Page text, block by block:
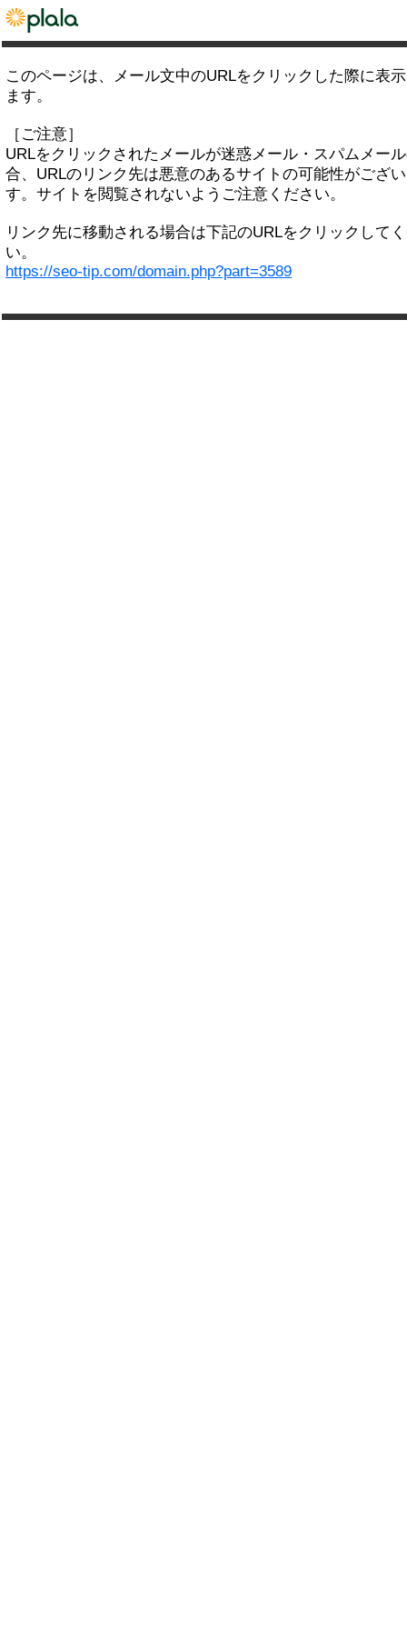
このページは、メール文中のURLをクリックした際に表
ます。
［ご注意］
URLをクリックされたメールが迷惑メール・スパムメー
合、URLのリンク先は悪意のあるサイトの可能性がござ
す。サイトを閲覧されないようご注意ください。
リンク先に移動される場合は下記のURLをクリックして
い。
https://seo-tip.com/domain.php?part=3589